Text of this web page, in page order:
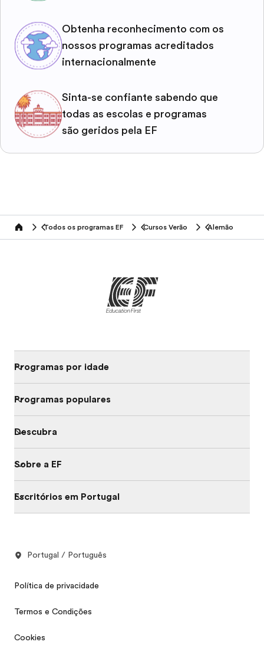
Obtenha reconhecimento com os
nossos programas acreditados
internacionalmente
Sinta-se confiante sabendo que
todas as escolas e programas
são geridos pela EF
home Todos os programas EF Cursos Verão Alemão
Programas por idade
Programas populares
Descubra
Sobre a EF
Escritórios em Portugal
Portugal / Português
Política de privacidade
Termos e Condições
Cookies